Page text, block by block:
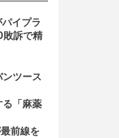
イプラ
訴で精
ンツース
る「麻薬
前線を